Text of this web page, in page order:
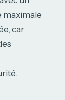
maximale
car